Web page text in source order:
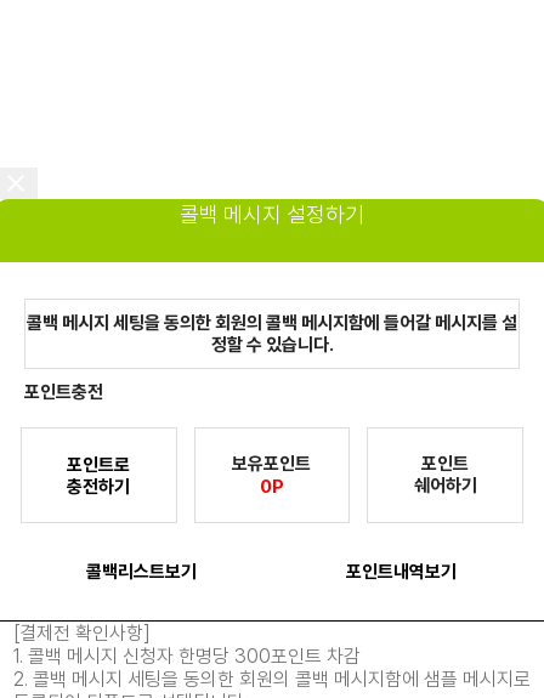
콜백 메시지 설정하기
콜백 메시지 세팅을 동의한 회원의 콜백 메시지함에 들어갈 메시지를 설
정할 수 있습니다.
포인트충전
포인트로
충전하기
보유포인트
0P
포인트
쉐어하기
콜백리스트보기 포인트내역보기
[결제전 확인사항]
1. 콜백 메시지 신청자 한명당 300포인트 차감
2. 콜백 메시지 세팅을 동의한 회원의 콜백 메시지함에 샘플 메시지로